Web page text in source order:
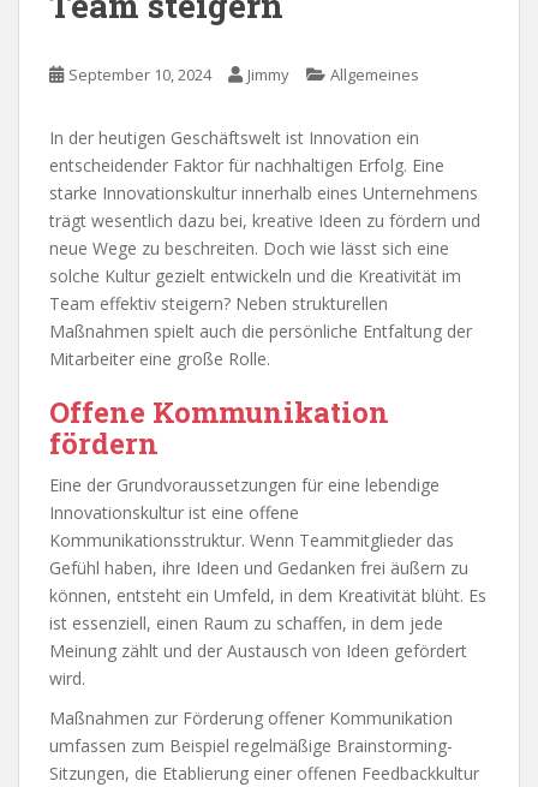
September 10, 2024 Jimmy Allgemeines
In der heutigen Geschäftswelt ist Innovation ein
entscheidender Faktor für nachhaltigen Erfolg. Eine
starke Innovationskultur innerhalb eines Unternehmens
trägt wesentlich dazu bei, kreative Ideen zu fördern und
neue Wege zu beschreiten. Doch wie lässt sich eine
solche Kultur gezielt entwickeln und die Kreativität im
Team effektiv steigern? Neben strukturellen
Maßnahmen spielt auch die persönliche Entfaltung der
Mitarbeiter eine große Rolle.
Offene Kommunikation
fördern
Eine der Grundvoraussetzungen für eine lebendige
Innovationskultur ist eine offene
Kommunikationsstruktur. Wenn Teammitglieder das
Gefühl haben, ihre Ideen und Gedanken frei äußern zu
können, entsteht ein Umfeld, in dem Kreativität blüht. Es
ist essenziell, einen Raum zu schaffen, in dem jede
Meinung zählt und der Austausch von Ideen gefördert
wird.
Maßnahmen zur Förderung offener Kommunikation
umfassen zum Beispiel regelmäßige Brainstorming-
Sitzungen, die Etablierung einer offenen Feedbackkultur